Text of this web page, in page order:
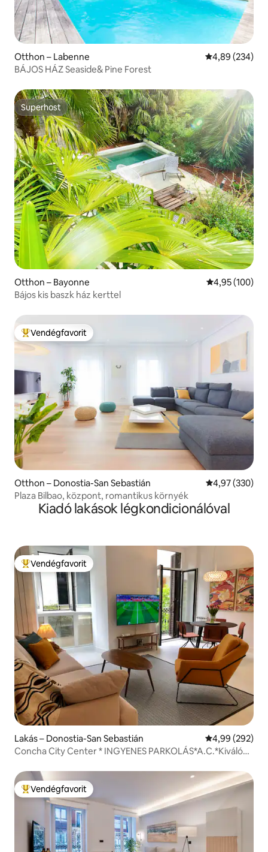
Otthon – Labenne Átlagos
4,89 (234)
BÁJOS HÁZ Seaside& Pine Forest
Superhost
Superhost
Otthon – Bayonne Átlagos
4,95 (100)
Bájos kis baszk ház kerttel
Kiemelt vendégfavorit
Vendégfavorit
Otthon – Donostia-San Sebastián Átlagos
4,97 (330)
Plaza Bilbao, központ, romantikus környék
Kiadó lakások légkondicionálóval
Kiemelt vendégfavorit
Vendégfavorit
Lakás – Donostia-San Sebastián Átlagos
4,99 (292)
Concha City Center * INGYENES PARKOLÁS*A.C.*Kiváló
Kiemelt vendégfavorit
Vendégfavorit